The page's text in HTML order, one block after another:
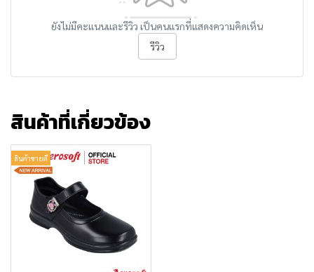
ยังไม่มีคะแนนและรีวิว เป็นคนแรกที่แสดงความคิดเห็น
รีวิว
สินค้าที่เกี่ยวข้อง
สินค้าขายดี